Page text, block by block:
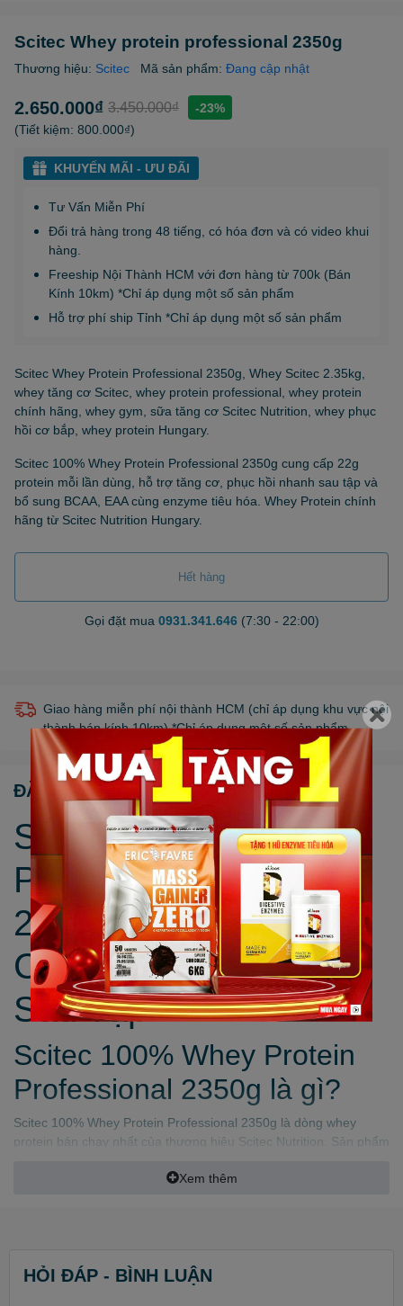
Scitec Whey protein professional 2350g
Thương hiệu: Scitec Mã sản phẩm: Đang cập nhật
2.650.000₫ 3.450.000₫
-23%
(Tiết kiệm: 800.000₫)
KHUYẾN MÃI - ƯU ĐÃI
Tư Vấn Miễn Phí
Đổi trả hàng trong 48 tiếng, có hóa đơn và có video khui
hàng.
Freeship Nội Thành HCM với đơn hàng từ 700k (Bán
Kính 10km) *Chỉ áp dụng một số sản phẩm
Hỗ trợ phí ship Tỉnh *Chỉ áp dụng một số sản phẩm
Scitec Whey Protein Professional 2350g, Whey Scitec 2.35kg,
whey tăng cơ Scitec, whey protein professional, whey protein
chính hãng, whey gym, sữa tăng cơ Scitec Nutrition, whey phục
hồi cơ bắp, whey protein Hungary.
Scitec 100% Whey Protein Professional 2350g cung cấp 22g
protein mỗi lần dùng, hỗ trợ tăng cơ, phục hồi nhanh sau tập và
bổ sung BCAA, EAA cùng enzyme tiêu hóa. Whey Protein chính
hãng từ Scitec Nutrition Hungary.
Hết hàng
Gọi đặt mua 0931.341.646(7:30 - 22:00)
Giao hàng miễn phí nội thành HCM (chỉ áp dụng khu vực nội
thành bán kính 10km) *Chỉ áp dụng một số sản phẩm.
ĐẶC ĐIỂM NỔI BẬT
Scitec 100% Whey
Protein Professional
2350g – Hỗ Trợ Tăng
Cơ, Phục Hồi Nhanh
Sau Tập
Scitec 100% Whey Protein
Professional 2350g là gì?
Scitec 100% Whey Protein Professional 2350g là dòng whey
protein bán chạy nhất của thương hiệu Scitec Nutrition. Sản phẩm
Concentrate và Whey Isolate, giúp bổ sung protein nhanh chóng
chọn phù hợp cho người tập gym, thể hình, fitness hoặc các môn
Xem thêm
HỎI ĐÁP - BÌNH LUẬN